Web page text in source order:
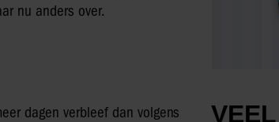
nu anders over.
dagen verbleef dan volgens